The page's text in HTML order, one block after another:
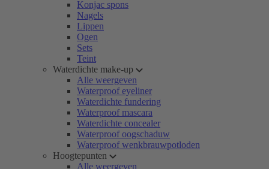
Konjac spons
Nagels
Lippen
Ogen
Sets
Teint
Waterdichte make-up
Alle weergeven
Waterproof eyeliner
Waterdichte fundering
Waterproof mascara
Waterdichte concealer
Waterproof oogschaduw
Waterproof wenkbrauwpotloden
Hoogtepunten
Alle weergeven